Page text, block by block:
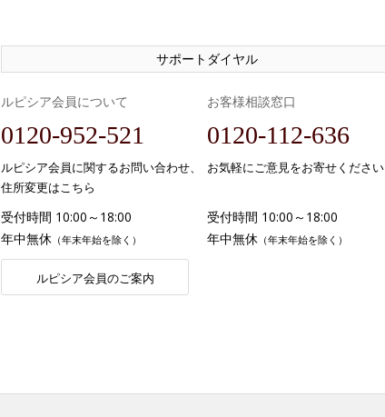
サポートダイヤル
ルピシア会員について
0120-952-521
ルピシア会員に関するお問い合わせ、
住所変更はこちら
受付時間 10:00～18:00
年中無休 （年末年始を除く）
ルピシア会員のご案内
お客様相談窓口
0120-112-636
お気軽にご意見をお寄せください
受付時間 10:00～18:00
年中無休 （年末年始を除く）